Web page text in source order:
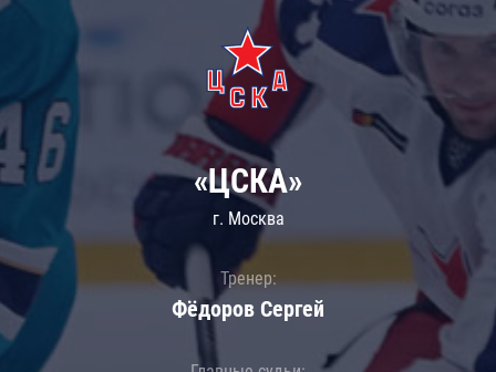
«ЦСКА»
г. Москва
Тренер:
Фёдоров Сергей